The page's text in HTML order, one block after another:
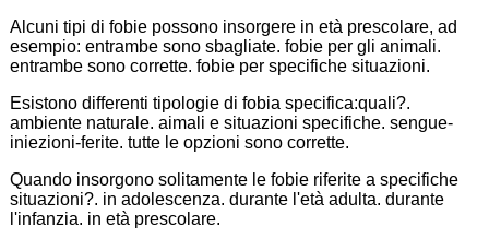
Alcuni tipi di fobie possono insorgere in età prescolare, ad
esempio: entrambe sono sbagliate. fobie per gli animali.
entrambe sono corrette. fobie per specifiche situazioni.
Esistono differenti tipologie di fobia specifica:quali?.
ambiente naturale. aimali e situazioni specifiche. sengue-
iniezioni-ferite. tutte le opzioni sono corrette.
Quando insorgono solitamente le fobie riferite a specifiche
situazioni?. in adolescenza. durante l'età adulta. durante
l'infanzia. in età prescolare.